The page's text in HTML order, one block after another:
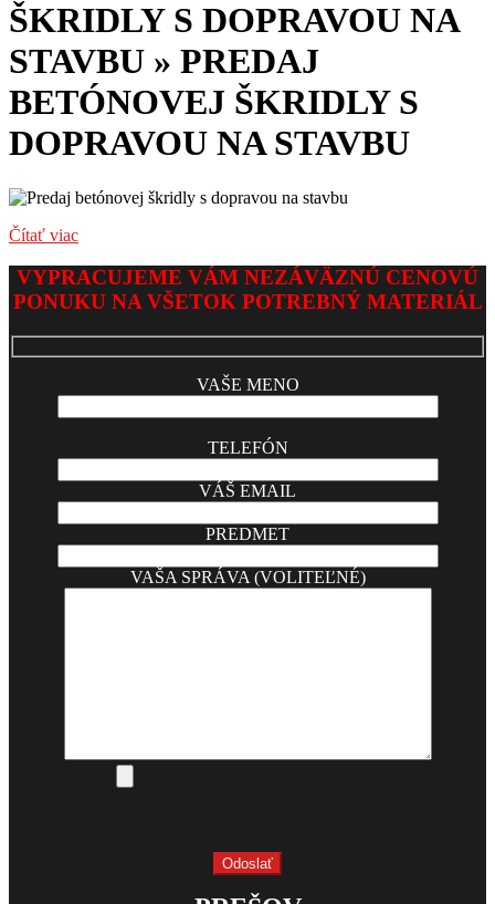
ŠKRIDLY S DOPRAVOU NA
STAVBU » PREDAJ
BETÓNOVEJ ŠKRIDLY S
DOPRAVOU NA STAVBU
Čítať viac
2026-
05-
13
VYPRACUJEME VÁM NEZÁVÄZNÚ CENOVÚ
PONUKU NA VŠETOK POTREBNÝ MATERIÁL
VAŠE MENO
TELEFÓN
VÁŠ EMAIL
PREDMET
VAŠA SPRÁVA (VOLITEĽNÉ)